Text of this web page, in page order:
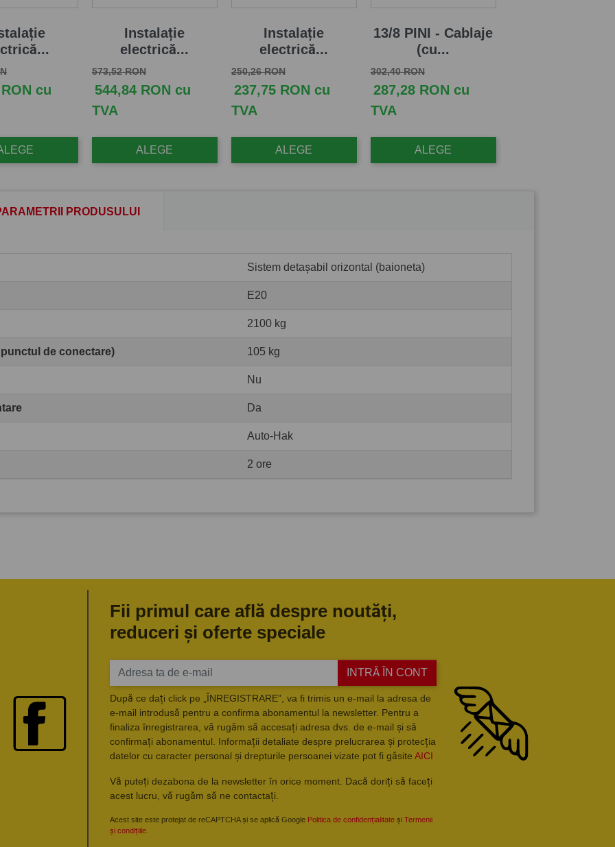
Pret
cu
Instalație
electrică...
Pret de baza
573,52 RONPret
544,84 RON cu
TVA
ALEGE
Instalație
electrică...
Pret de baza
250,26 RONPret
237,75 RON cu
TVA
ALEGE
13/8 PINI - Cablaje
(cu...
Pret de baza
302,40 RONPret
287,28 RON cu
TVA
ALEGE
PRODUSULUI
Sistem detașabil orizontal (baioneta)
E20
2100 kg
de conectare) 105 kg
Nu
Da
Auto-Hak
2 ore
Fii primul care află despre noutăți,
reduceri și oferte speciale
INTRĂ ÎN CONT
După ce dați click pe „ÎNREGISTRARE”, va fi trimis un e-mail la adresa de
e-mail introdusă pentru a confirma abonamentul la newsletter. Pentru a
finaliza înregistrarea, vă rugăm să accesați adresa dvs. de e-mail și să
confirmați abonamentul. Informații detaliate despre prelucrarea și protecția
datelor cu caracter personal și drepturile persoanei vizate pot fi găsite AICI
Vă puteți dezabona de la newsletter în orice moment. Dacă doriți să faceți
acest lucru, vă rugăm să ne contactați.
Acest site este protejat de reCAPTCHA și se aplică Google Politica de confidențialitate și Termenii
și condițiile